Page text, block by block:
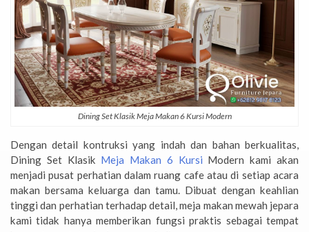
Dining Set Klasik Meja Makan 6 Kursi Modern
Dengan detail kontruksi yang indah dan bahan berkualitas,
Dining Set Klasik Meja Makan 6 Kursi Modern kami akan
menjadi pusat perhatian dalam ruang cafe atau di setiap acara
makan bersama keluarga dan tamu. Dibuat dengan keahlian
tinggi dan perhatian terhadap detail, meja makan mewah jepara
kami tidak hanya memberikan fungsi praktis sebagai tempat